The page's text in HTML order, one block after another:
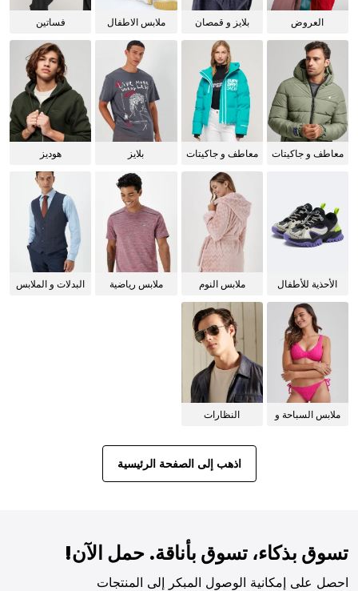
العروض
بلايز و قمصان
ملابس الاطفال فساتين
معاطف و جاكيتات
معاطف و جاكيتات
بلايز هوديز
الأحذية للأطفال
ملابس النوم
ملابس رياضية
البدلات و الملابس
ملابس السباحة و
النظارات
اذهب إلى الصفحة الرئيسية
تسوق بذكاء، تسوق بأناقة. حمل الآن!
احصل على إمكانية الوصول المبكر إلى المنتجات